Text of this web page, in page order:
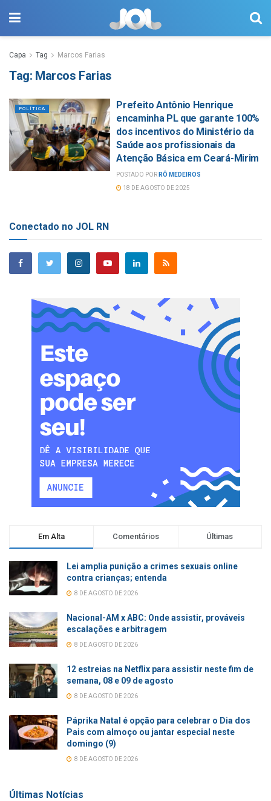
Capa Tag Marcos Farias
Tag: Marcos Farias
POLÍTICA
Prefeito Antônio Henrique
encaminha PL que garante 100%
dos incentivos do Ministério da
Saúde aos profissionais da
Atenção Básica em Ceará-Mirim
POSTADO POR RÔ MEDEIROS
18 DE AGOSTO DE 2025
Conectado no JOL RN
Em Alta Comentários Últimas
Lei amplia punição a crimes sexuais online
contra crianças; entenda
8 DE AGOSTO DE 2026
Nacional-AM x ABC: Onde assistir, prováveis
escalações e arbitragem
8 DE AGOSTO DE 2026
12 estreias na Netflix para assistir neste fim de
semana, 08 e 09 de agosto
8 DE AGOSTO DE 2026
Páprika Natal é opção para celebrar o Dia dos
Pais com almoço ou jantar especial neste
domingo (9)
8 DE AGOSTO DE 2026
Últimas Notícias